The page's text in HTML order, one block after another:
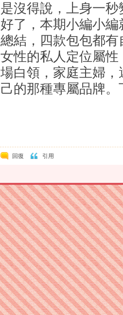
是沒得說，上身一
好了，本期小編小
總結，四款包包都
女性的私人定位屬
場白領，家庭主婦
己的那種專屬品牌
回復 引用